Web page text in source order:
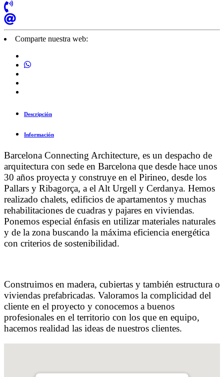
Comparte nuestra web:
Descripción
Información
Barcelona Connecting Architecture, es un despacho de
arquitectura con sede en Barcelona que desde hace unos
30 años proyecta y construye en el Pirineo, desde los
Pallars y Ribagorça, a el Alt Urgell y Cerdanya. Hemos
realizado chalets, edificios de apartamentos y muchas
rehabilitaciones de cuadras y pajares en viviendas.
Ponemos especial énfasis en utilizar materiales naturales
y de la zona buscando la máxima eficiencia energética
con criterios de sostenibilidad.
Construimos en madera, cubiertas y también estructura o
viviendas prefabricadas. Valoramos la complicidad del
cliente en el proyecto y conocemos a buenos
profesionales en el territorio con los que en equipo,
hacemos realidad las ideas de nuestros clientes.